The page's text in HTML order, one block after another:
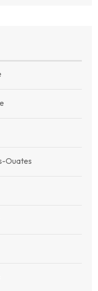
Ouates